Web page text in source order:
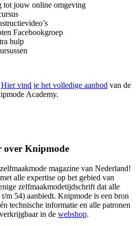
tot jouw online omgeving
Facebookgroep
hulp
Hier vind je het volledige aanbod van de
Academy.
over Knipmode
magazine van Nederland!
alle expertise op het gebied van
zelfmaakmodetijdschrift dat alle
m 54) aanbiedt. Knipmode is een bron
technische informatie en alle patronen
in de webshop.